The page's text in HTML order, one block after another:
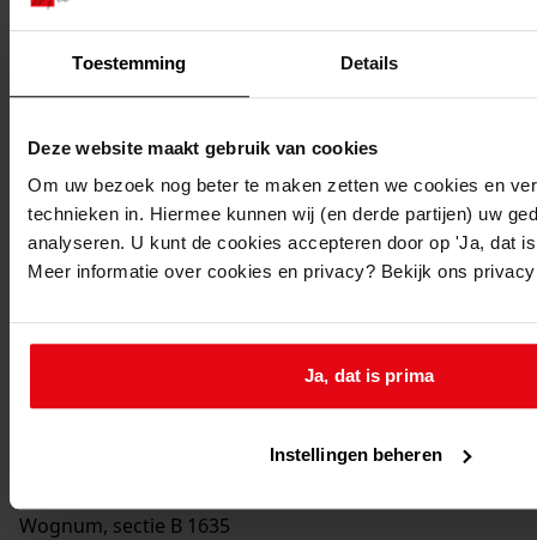
Toestemming Details
Deze website maakt gebruik van cookies
Om uw bezoek nog beter te maken zetten we cookies en
technieken in. Hiermee kunnen wij (en derde partijen) uw
analyseren. U kunt de cookies accepteren door op 'Ja, dat
Meer informatie over cookies en privacy? Bekijk ons
Ja, dat is prima
Instellingen beheren
1971
Beschrijving:
Datum vergunning:
24-11-1971
Adres:
Wognum, Jacob Kwastlaan 27
Nieuw adres:
Wognum, Jacob Kwastlaan 27
Wognum, sectie B 1635